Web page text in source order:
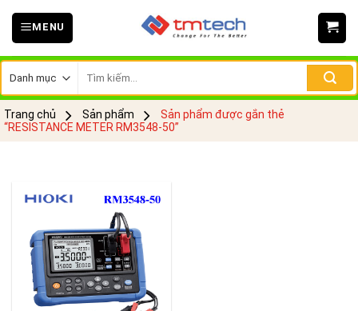
Skip
MENU
kiếm:
Trang chủ Sản phẩm
Sản phẩm được gắn thẻ
“RESISTANCE METER RM3548-50”